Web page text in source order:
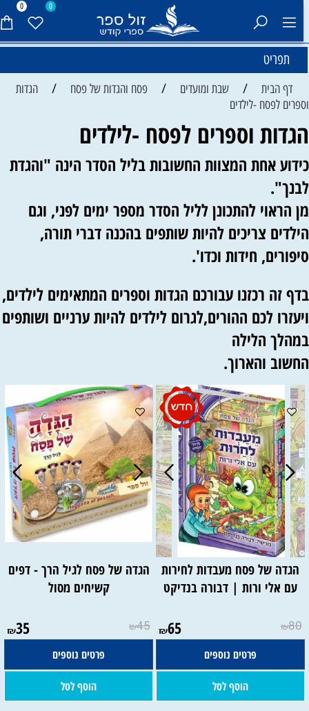
0 0
תפריט
דף הבית / שבת ומועדים / פסח והגדות של פסח /
הגדות
לפסח -לילדים
וספרים לפסח -לילדים
אחת המצוות החשובות בליל הסדר הינה "והגדת
הראוי להתכונן לליל הסדר מספר ימים לפני, וגם
צריכים להיות שותפים בהכנה דברי תורה,
חידות וכדו'.
זה רכזנו עבורכם הגדות וספרים המתאימים לילדים,
לכם ההורים,לגרום לילדים להיות ערניים ושותפים
הלילה
והארוך.
הגדה של פסח מעבדות לחירות
עם אלי ורות | דבורה בנדיקט
₪80
₪65
פרטים נוספים
הוסף לסל
הגדה של פסח לגיל הרך - דפים
קשיחים מסול
₪45
₪35
פרטים נוספים
הוסף לסל